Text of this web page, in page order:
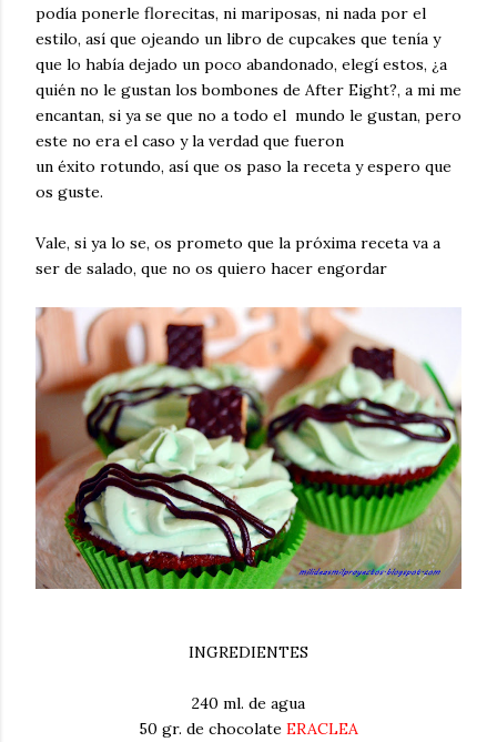
podía ponerle florecitas, ni mariposas, ni nada por el
estilo, así que ojeando un libro de cupcakes que tenía y
que lo había dejado un poco abandonado, elegí estos, ¿a
quién no le gustan los bombones de After Eight?, a mi me
encantan, si ya se que no a todo el mundo le gustan, pero
este no era el caso y la verdad que fueron
un éxito rotundo, así que os paso la receta y espero que
os guste.
Vale, si ya lo se, os prometo que la próxima receta va a
ser de salado, que no os quiero hacer engordar
INGREDIENTES
240 ml. de agua
50 gr. de chocolate ERACLEA